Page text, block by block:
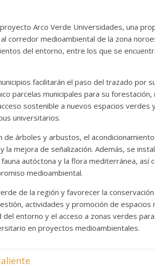
Arco Verde Universidades, una
corredor medioambiental de la zona
del entorno, entre los que se
facilitarán el paso del trazado por
parcelas municipales para su
sostenible a nuevos espacios verdes
universitarios.
de árboles y arbustos, el
la mejora de señalización. Además, se
autóctona y la flora mediterránea, así
medioambiental.
de la región y favorecer la
actividades y promoción de
entorno y el acceso a zonas verdes
en proyectos medioambientales.